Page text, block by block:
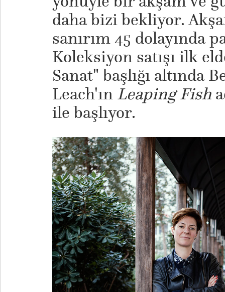
daha bizi bekliyor.
sanırım 45 dolayında
Koleksiyon satışı ilk
Sanat" başlığı altında
Leach'ın Leaping Fish
ile başlıyor.